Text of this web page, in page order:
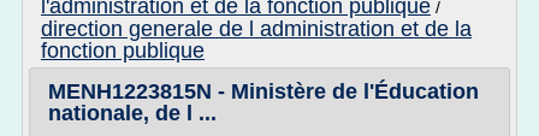
l'administration et de la fonction publique /
direction generale de l administration et de la
fonction publique
MENH1223815N - Ministère de l'Éducation
nationale, de l ...